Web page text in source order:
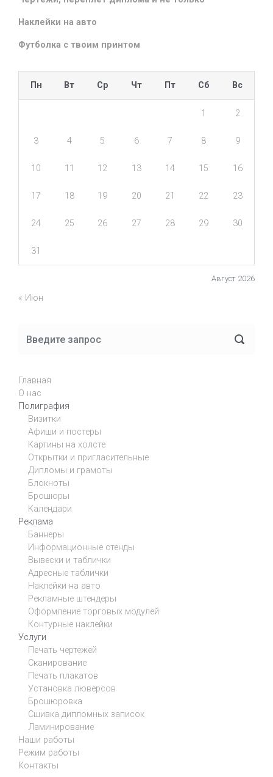
Наклейки на авто
Футболка с твоим принтом
Август 2026
Пн Вт Ср Чт Пт Сб Вс
1 2
3 4 5 6 7 8 9
10 11 12 13 14 15 16
17 18 19 20 21 22 23
24 25 26 27 28 29 30
31
« Июн
Главная
О нас
Полиграфия
Визитки
Афиши и постеры
Картины на холсте
Открытки и пригласительные
Дипломы и грамоты
Блокноты
Брошюры
Календари
Реклама
Баннеры
Информационные стенды
Вывески и таблички
Адресные таблички
Наклейки на авто
Рекламные штендеры
Оформление торговых модулей
Контурные наклейки
Услуги
Печать чертежей
Сканирование
Печать плакатов
Установка люверсов
Брошюровка
Сшивка дипломных записок
Ламинирование
Наши работы
Режим работы
Контакты